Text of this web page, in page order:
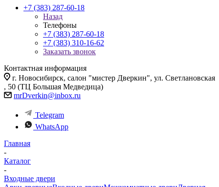
+7 (383) 287-60-18
Назад
Телефоны
+7 (383) 287-60-18
+7 (383) 310-16-62
Заказать звонок
Контактная информация
г. Новосибирск, салон "мистер Дверкин", ул. Светлановская
, 50 (ТЦ Большая Медведица)
mrDverkin@inbox.ru
Telegram
WhatsApp
Главная
-
Каталог
-
Входные двери